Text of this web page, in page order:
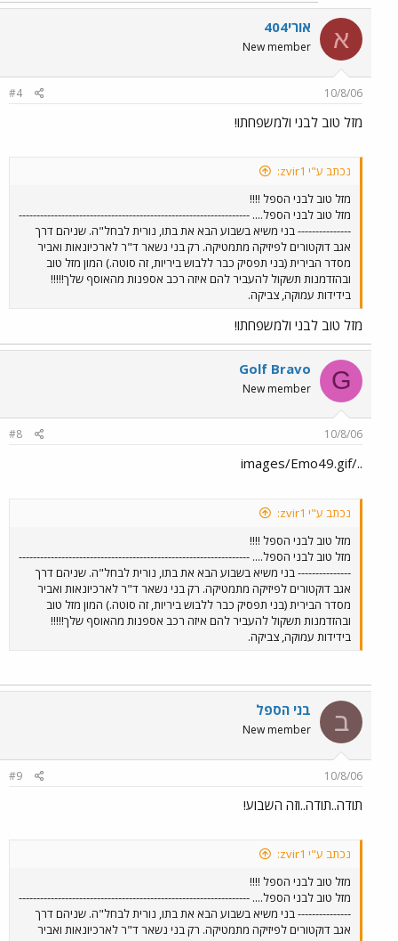
א אורי404
New member
10/8/06
#4
מזל טוב לבני ולמשפחתו!
נכתב ע"י zvir1:
מזל טוב לבני הספל !!!!
מזל טוב לבני הספל.... -----------------------------------------------------------------
--------------- בני משיא בשבוע הבא את בתו, נורית לבחל"ה. שניהם דרך
אגב דוקטורים לפיזיקה מתמטיקה. רק בני נשאר ד"ר לארכיונאות ואביר
מסדר הבירית (בני תפסיק כבר ללבוש ביריות, זה סוטה.) המון מזל טוב
ובהזדמנות תשקול להעביר להם איזה רכב אספנות מהאוסף שלך!!!!!
בידידות עמוקה, צביקה.
מזל טוב לבני ולמשפחתו!
G
Golf Bravo
New member
10/8/06
#8
../images/Emo49.gif
נכתב ע"י zvir1:
מזל טוב לבני הספל !!!!
מזל טוב לבני הספל.... -----------------------------------------------------------------
--------------- בני משיא בשבוע הבא את בתו, נורית לבחל"ה. שניהם דרך
אגב דוקטורים לפיזיקה מתמטיקה. רק בני נשאר ד"ר לארכיונאות ואביר
מסדר הבירית (בני תפסיק כבר ללבוש ביריות, זה סוטה.) המון מזל טוב
ובהזדמנות תשקול להעביר להם איזה רכב אספנות מהאוסף שלך!!!!!
בידידות עמוקה, צביקה.
ב בני הספל
New member
10/8/06
#9
תודה..תודה..וזה השבוע!
נכתב ע"י zvir1:
מזל טוב לבני הספל !!!!
מזל טוב לבני הספל.... -----------------------------------------------------------------
--------------- בני משיא בשבוע הבא את בתו, נורית לבחל"ה. שניהם דרך
אגב דוקטורים לפיזיקה מתמטיקה. רק בני נשאר ד"ר לארכיונאות ואביר